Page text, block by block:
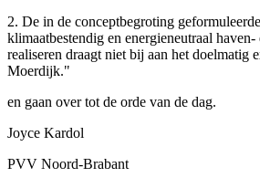
2. De in de conceptbegroting
klimaatbestendig en energieneutraal
realiseren draagt niet bij aan het doelmatig
Moerdijk."
en gaan over tot de orde van de dag.
Joyce Kardol
PVV Noord-Brabant